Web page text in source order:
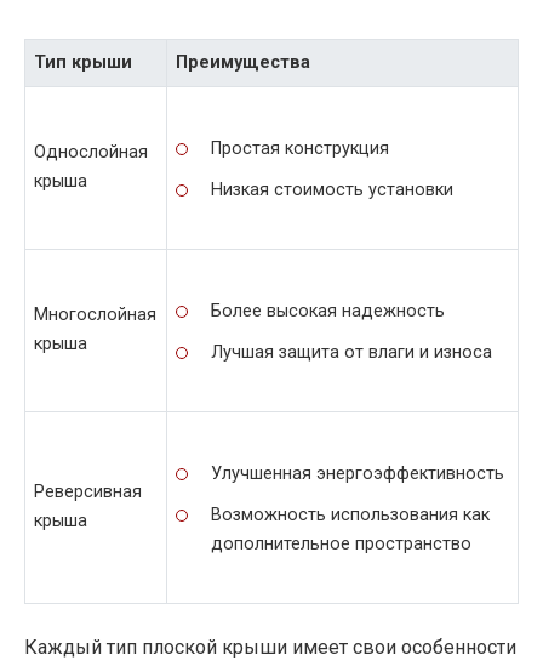
Тип крыши Преимущества
Однослойная
крыша
Простая конструкция
Низкая стоимость установки
Многослойная
крыша
Более высокая надежность
Лучшая защита от влаги и износа
Реверсивная
крыша
Улучшенная энергоэффективность
Возможность использования как
дополнительное пространство
Каждый тип плоской крыши имеет свои особенности